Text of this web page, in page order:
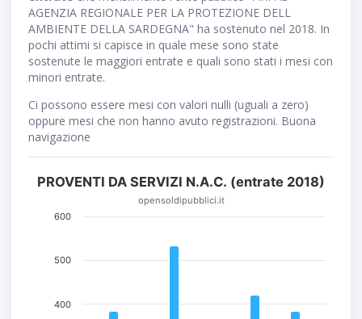
AGENZIA REGIONALE PER LA PROTEZIONE DELL
AMBIENTE DELLA SARDEGNA" ha sostenuto nel 2018. In
pochi attimi si capisce in quale mese sono state
sostenute le maggiori entrate e quali sono stati i mesi con
minori entrate.
Ci possono essere mesi con valori nulli (uguali a zero)
oppure mesi che non hanno avuto registrazioni. Buona
navigazione
PROVENTI DA SERVIZI N.A.C. (entrate 2018)
opensoldipubblici.it
400
500
600